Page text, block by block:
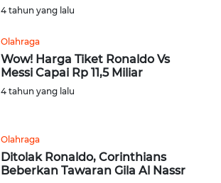
4 tahun yang lalu
Olahraga
Wow! Harga Tiket Ronaldo Vs
Messi Capai Rp 11,5 Miliar
4 tahun yang lalu
Olahraga
Ditolak Ronaldo, Corinthians
Beberkan Tawaran Gila Al Nassr